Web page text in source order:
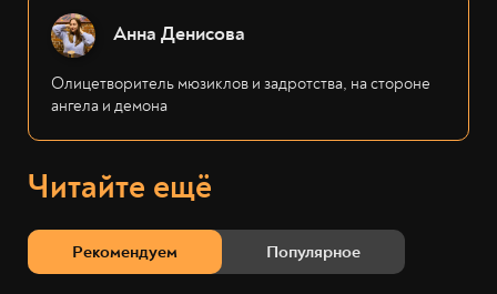
Анна Денисова
Олицетворитель мюзиклов и задротства, на стороне
ангела и демона
Читайте ещё
Рекомендуем Популярное